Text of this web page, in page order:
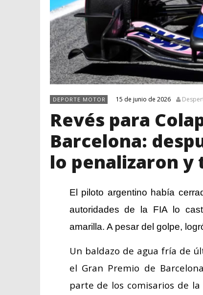
DEPORTE MOTOR 15 de junio de 2026
Revés para
Barcelona:
lo penalizaron
El piloto argentino había
autoridades de la FIA lo
amarilla. A pesar del golpe,
Un baldazo de agua fría de
el Gran Premio de
parte de los comisarios de